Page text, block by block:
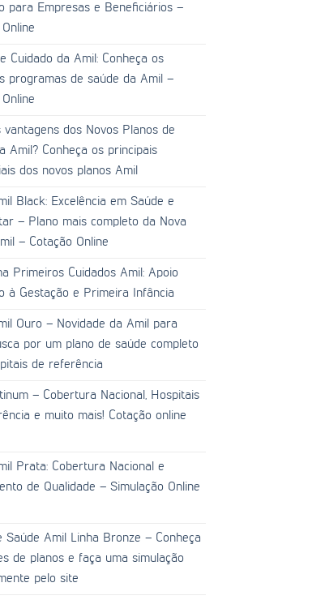
para Empresas e Beneficiários –
Cuidado da Amil: Conheça os
programas de saúde da Amil –
vantagens dos Novos Planos de
Amil? Conheça os principais
dos novos planos Amil
Black: Excelência em Saúde e
– Plano mais completo da Nova
– Cotação Online
Primeiros Cuidados Amil: Apoio
à Gestação e Primeira Infância
Ouro – Novidade da Amil para
por um plano de saúde completo
de referência
– Cobertura Nacional, Hospitais
e muito mais! Cotação online
Prata: Cobertura Nacional e
de Qualidade – Simulação Online
Saúde Amil Linha Bronze – Conheça
de planos e faça uma simulação
pelo site